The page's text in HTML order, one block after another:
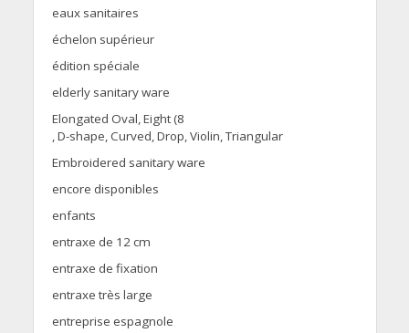
eaux sanitaires
échelon supérieur
édition spéciale
elderly sanitary ware
Elongated Oval, Eight (8
, D-shape, Curved, Drop, Violin, Triangular
Embroidered sanitary ware
encore disponibles
enfants
entraxe de 12 cm
entraxe de fixation
entraxe très large
entreprise espagnole